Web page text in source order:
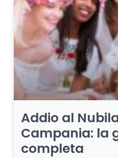
Addio al
Campania: la
completa